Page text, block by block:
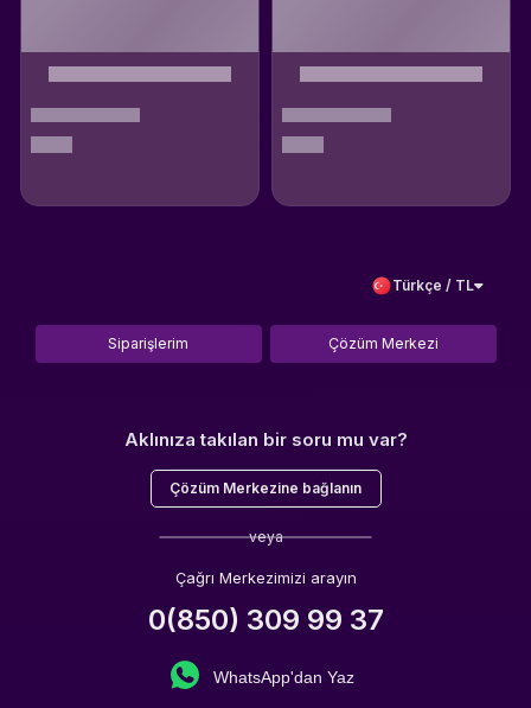
Türkçe / TL
Siparişlerim Çözüm Merkezi
Aklınıza takılan bir soru mu var?
Çözüm Merkezine bağlanın
veya
Çağrı Merkezimizi arayın
0(850) 309 99 37
WhatsApp'dan Yaz